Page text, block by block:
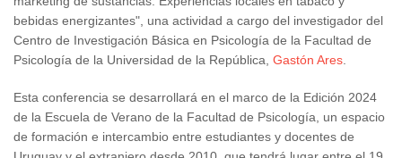
bebidas energizantes", una actividad a cargo del investigador del
Centro de Investigación Básica en Psicología de la Facultad de
Psicología de la Universidad de la República, Gastón Ares
Esta conferencia se desarrollará en el marco de la Edición 2024
de la Escuela de Verano de la Facultad de Psicología, un espacio
de formación e intercambio entre estudiantes y docentes de